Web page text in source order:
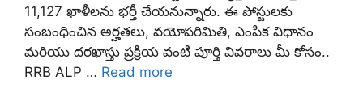
11,127 ఖాళీలను భర్తీ చేయనున్నారు. ఈ పోస్టులకు
సంబంధించిన అర్హతలు, వయోపరిమితి, ఎంపిక విధానం
మరియు దరఖాస్తు ప్రక్రియ వంటి పూర్తి వివరాలు మీ కోసం..
RRB ALP … Read more